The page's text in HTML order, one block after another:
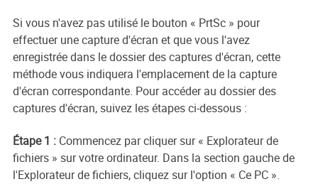
Si vous n'avez pas utilisé le bouton « PrtSc » pour
effectuer une capture d'écran et que vous l'avez
enregistrée dans le dossier des captures d'écran, cette
méthode vous indiquera l'emplacement de la capture
d'écran correspondante. Pour accéder au dossier des
captures d'écran, suivez les étapes ci-dessous :
Étape 1 :Commencez par cliquer sur « Explorateur de
fichiers » sur votre ordinateur. Dans la section gauche de
l'Explorateur de fichiers, cliquez sur l'option « Ce PC ».